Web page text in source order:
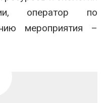
оператор по
мероприятия –